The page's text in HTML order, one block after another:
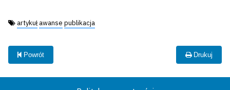
Tagi:
artykuł awanse publikacja
Powrót Drukuj